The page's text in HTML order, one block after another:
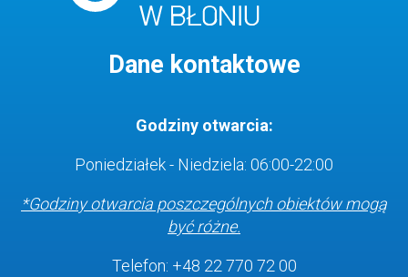
Dane kontaktowe
Godziny otwarcia:
Poniedziałek - Niedziela: 06:00-22:00
*Godziny otwarcia poszczególnych obiektówmogą
być różne.
Telefon: +48 22 770 72 00